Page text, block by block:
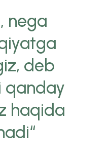
nega
deb
qanday
haqida